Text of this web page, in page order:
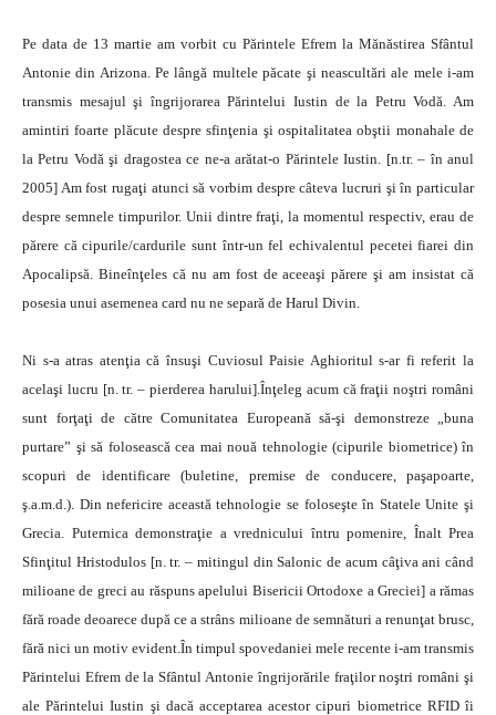
Pe data de 13 martie am vorbit cu Părintele Efrem la Mănăstirea Sfântul
Antonie din Arizona. Pe lângă multele păcate şi neascultări ale mele i-am
transmis mesajul şi îngrijorarea Părintelui Iustin de la Petru Vodă. Am
amintiri foarte plăcute despre sfinţenia şi ospitalitatea obştii monahale de
la Petru Vodă şi dragostea ce ne-a arătat-o Părintele Iustin. [n.tr. – în anul
2005] Am fost rugaţi atunci să vorbim despre câteva lucruri şi în particular
despre semnele timpurilor. Unii dintre fraţi, la momentul respectiv, erau de
părere că cipurile/cardurile sunt într-un fel echivalentul pecetei fiarei din
Apocalipsă. Bineînţeles că nu am fost de aceeaşi părere şi am insistat că
posesia unui asemenea card nu ne separă de Harul Divin.
Ni s-a atras atenţia că însuşi Cuviosul Paisie Aghioritul s-ar fi referit la
acelaşi lucru [n. tr. – pierderea harului].Înţeleg acum că fraţii noştri români
sunt forţaţi de către Comunitatea Europeană să-şi demonstreze „buna
purtare” şi să folosească cea mai nouă tehnologie (cipurile biometrice) în
scopuri de identificare (buletine, premise de conducere, paşapoarte,
ş.a.m.d.). Din nefericire această tehnologie se foloseşte în Statele Unite şi
Grecia. Puternica demonstraţie a vrednicului întru pomenire, Înalt Prea
Sfinţitul Hristodulos [n. tr. – mitingul din Salonic de acum câţiva ani când
milioane de greci au răspuns apelului Bisericii Ortodoxe a Greciei] a rămas
fără roade deoarece după ce a strâns milioane de semnături a renunţat brusc,
fără nici un motiv evident.În timpul spovedaniei mele recente i-am transmis
Părintelui Efrem de la Sfântul Antonie îngrijorările fraţilor noştri români şi
ale Părintelui Iustin şi dacă acceptarea acestor cipuri biometrice RFID îi